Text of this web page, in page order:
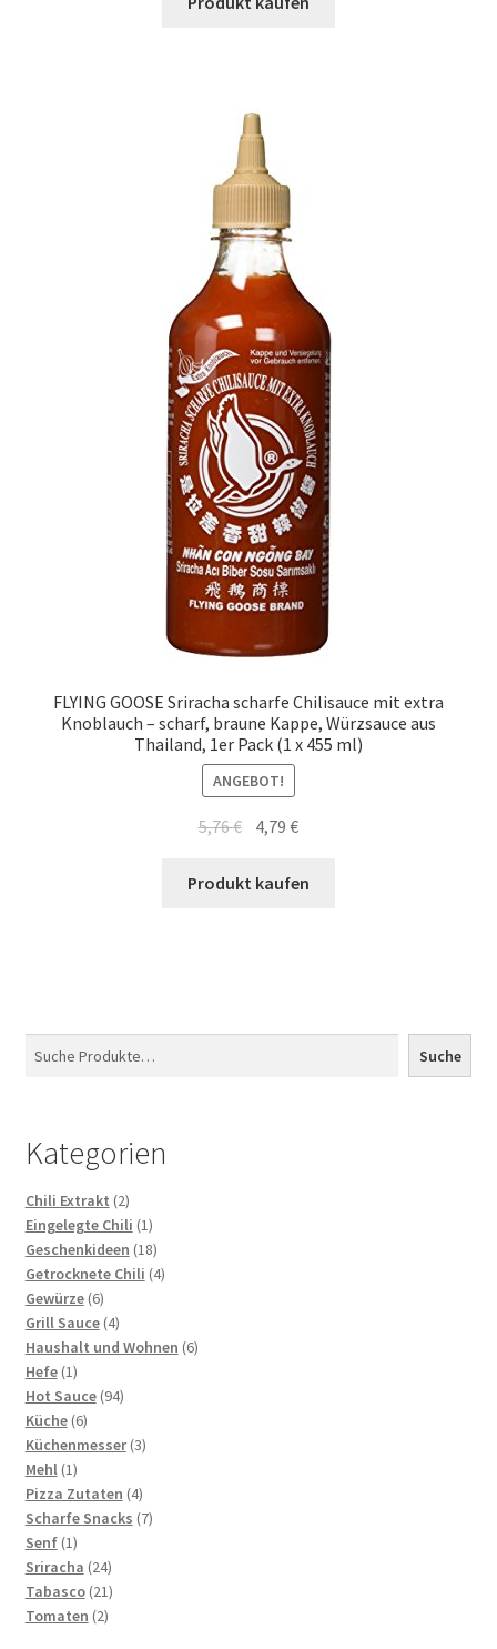
FLYING GOOSE Sriracha scharfe Chilisauce mit extra
Knoblauch – scharf, braune Kappe, Würzsauce aus
Thailand, 1er Pack (1 x 455 ml)
ANGEBOT!
5,76€ 4,79€
Produkt kaufen
Suche
Kategorien
Chili Extrakt 22
Produkte
Eingelegte Chili 11
Produkt
Geschenkideen 1818
Produkte
Getrocknete Chili 44
Gewürze 66
Produkte
Grill Sauce 44
Produkte
Haushalt und Wohnen 66
Hefe 11
Produkt
Hot Sauce 9494
Küche 66
Produkte
Küchenmesser 33
Mehl 11
Produkt
Pizza Zutaten 44
Produkte
Scharfe Snacks 77
Senf 11
Produkt
Sriracha 2424
Produkte
Tabasco 2121
Produkte
Tomaten 22